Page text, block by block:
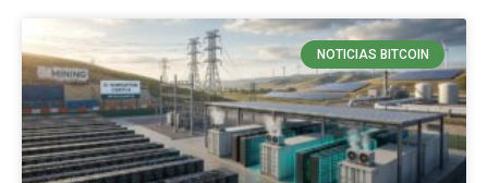
NOTICIAS BITCOIN